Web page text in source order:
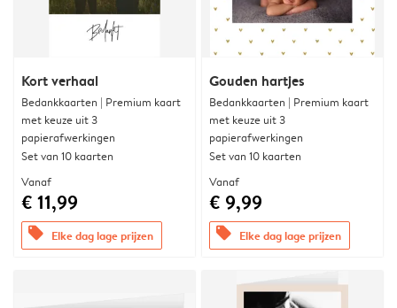
Kort verhaal
Bedankkaarten | Premium kaart
met keuze uit 3
papierafwerkingen
Set van 10 kaarten
Vanaf
€ 11,99
offers Elke dag lage prijzen
Gouden hartjes
Bedankkaarten | Premium kaart
met keuze uit 3
papierafwerkingen
Set van 10 kaarten
Vanaf
€ 9,99
offers Elke dag lage prijzen